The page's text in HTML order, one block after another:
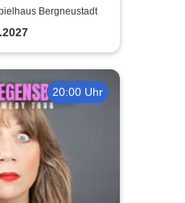
Bergneustadt
20:00 Uhr